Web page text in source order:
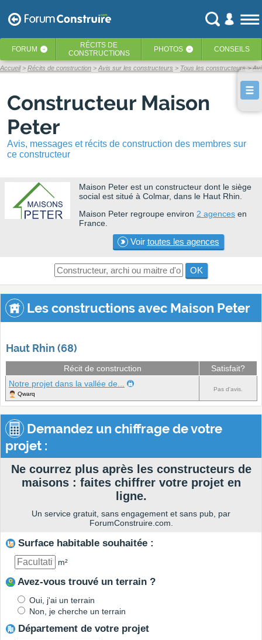
FORUM ‹ RÉCITS DE
CONSTRUCTIONS
PHOTOS ‹ CONSEILS
Accueil Récits de construction Avis sur les constructeurs Tous les constructeurs
Constructeur Maison
Peter
Avis, messages et récits de construction des membres sur
ce constructeur
Maison Peter est un constructeur dont le siège
social est situé à Colmar, dans le Haut Rhin.
Maison Peter regroupe environ 2 agences en
France.
Voir toutes les agences
OK
Les constructions avec Maison Peter
Haut Rhin (68)
Récit de construction
Satisfait?
Notre projet dans la vallée de...
Qwarq
Pas d'avis.
Demandez un chiffrage de votre
projet :
Ne courrez plus après les constructeurs de
maisons : faites chiffrer votre projet en
ligne.
Un service gratuit, sans engagement et sans pub, par
ForumConstruire.com.
Surface habitable souhaitée :
m²
Avez-vous trouvé un terrain ?
Oui, j'ai un terrain
Non, je cherche un terrain
Département de votre projet